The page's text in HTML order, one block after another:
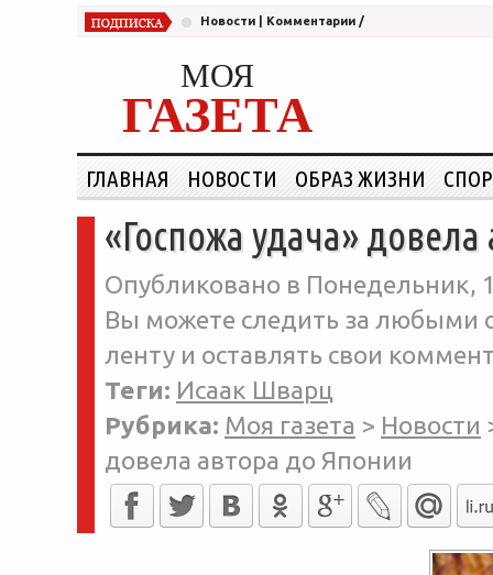
Новости Комментарии /
МОЯ
ГАЗЕТА
ГЛАВНАЯ НОВОСТИ ОБРАЗ ЖИЗНИ
«Госпожа удача»
Опубликовано в Понедельник,
Вы можете следить за любыми
ленту и оставлять свои
Теги: Исаак Шварц
Рубрика: Моя газета > Новости
довела автора до Японии